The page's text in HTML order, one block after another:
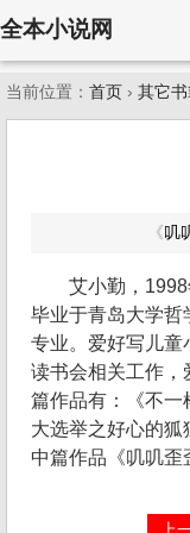
全本小说网
当前位置： 首页 › 其它
《叽
艾小勤，
毕业于青岛大学哲
专业。爱好写儿童
读书会相关工作，
篇作品有：《不一
大选举之好心的狐
中篇作品《叽叽歪